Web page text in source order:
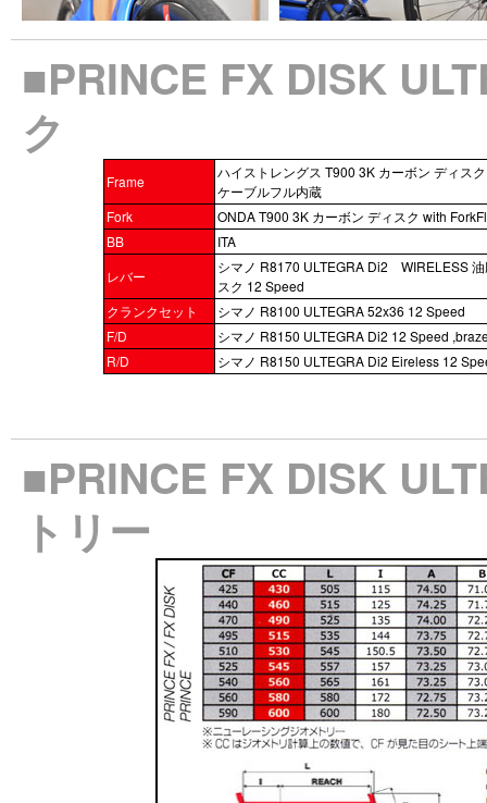
■PRINCE FX DISK
ク
Frame
ハイストレングス T900 3K カーボン ディス
ケーブルフル内蔵
Fork
ONDA T900 3K カーボン ディスク with
BB
ITA
レバー
シマノ R8170 ULTEGRA Di2 WIRELESS 油
スク 12 Speed
クランクセット
シマノ R8100 ULTEGRA 52x36 12 Speed
F/D
シマノ R8150 ULTEGRA Di2 12 Speed
R/D
シマノ R8150 ULTEGRA Di2 Eireless 12
■PRINCE FX DISK
トリー